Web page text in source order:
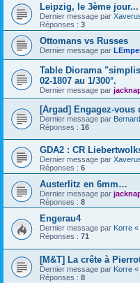
Leipzig, le 3ème
Dernier message par
Réponses : 3
Ottomans vs Russes
Dernier message par
Table Diorama
02-1807 au 1/300°.
Dernier message par
[Argad] Engagez-
Dernier message par
Réponses : 16
GDA2 : CR
Dernier message par
Réponses : 6
Austerlitz en 6mm…
Dernier message par
Réponses : 8
Engerau4
Dernier message par Korre «
Réponses : 71
[M&T] La crête à
Dernier message par Korre «
Réponses : 8